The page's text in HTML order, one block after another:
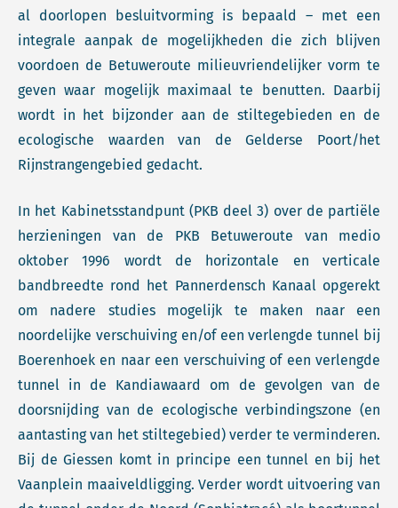
al doorlopen besluitvorming is bepaald – met een
integrale aanpak de mogelijkheden die zich blijven
voordoen de Betuweroute milieuvriendelijker vorm te
geven waar mogelijk maximaal te benutten. Daarbij
wordt in het bijzonder aan de stiltegebieden en de
ecologische waarden van de Gelderse Poort/het
Rijnstrangengebied gedacht.
In het Kabinetsstandpunt (PKB deel 3) over de partiële
herzieningen van de PKB Betuweroute van medio
oktober 1996 wordt de horizontale en verticale
bandbreedte rond het Pannerdensch Kanaal opgerekt
om nadere studies mogelijk te maken naar een
noordelijke verschuiving en/of een verlengde tunnel bij
Boerenhoek en naar een verschuiving of een verlengde
tunnel in de Kandiawaard om de gevolgen van de
doorsnijding van de ecologische verbindingszone (en
aantasting van het stiltegebied) verder te verminderen.
Bij de Giessen komt in principe een tunnel en bij het
Vaanplein maaiveldligging. Verder wordt uitvoering van